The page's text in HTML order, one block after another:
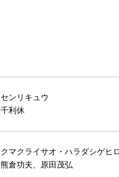
センリキュウ
千利休
クマクライサオ・ハラダシゲヒロ
熊倉功夫、原田茂弘